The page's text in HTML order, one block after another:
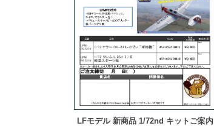
LFモデル 新商品 1/72nd キットご案内